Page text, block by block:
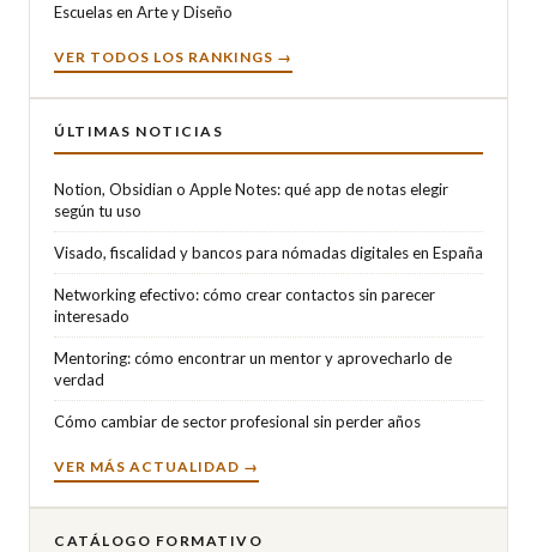
Escuelas en Arte y Diseño
VER TODOS LOS RANKINGS →
ÚLTIMAS NOTICIAS
Notion, Obsidian o Apple Notes: qué app de notas elegir
según tu uso
Visado, fiscalidad y bancos para nómadas digitales en España
Networking efectivo: cómo crear contactos sin parecer
interesado
Mentoring: cómo encontrar un mentor y aprovecharlo de
verdad
Cómo cambiar de sector profesional sin perder años
VER MÁS ACTUALIDAD →
CATÁLOGO FORMATIVO